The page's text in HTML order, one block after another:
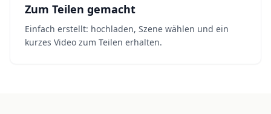
Zum Teilen gemacht
Einfach erstellt: hochladen, Szene wählen und ein
kurzes Video zum Teilen erhalten.